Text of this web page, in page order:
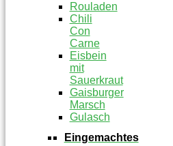
Rouladen
Chili
Con
Carne
Eisbein
mit
Sauerkraut
Gaisburger
Marsch
Gulasch
Eingemachtes